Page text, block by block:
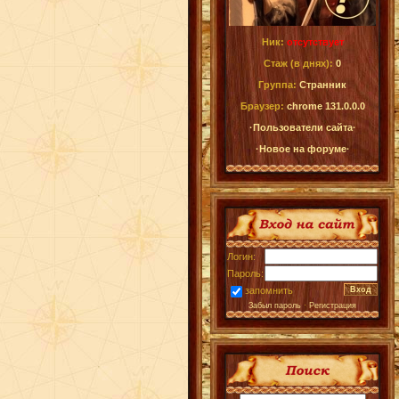
Ник: отсутствует
Стаж (в днях): 0
Группа: Странник
Браузер: chrome 131.0.0.0
·Пользователи сайта·
·Новое на форуме·
Логин:
Пароль:
запомнить
Забыл пароль · Регистрация